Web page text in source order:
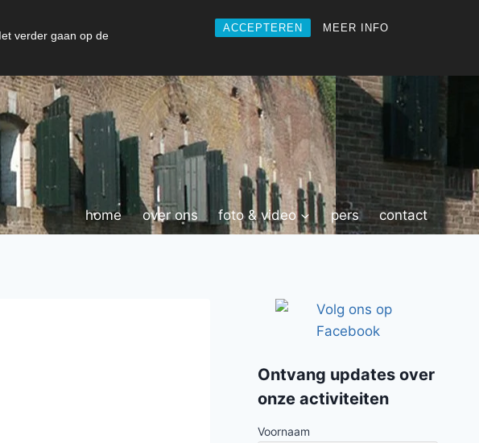
verder gaan op de
ACCEPTEREN MEER INFO
home over ons foto & video pers contact
ontvang updates over
onze activiteiten
Voornaam